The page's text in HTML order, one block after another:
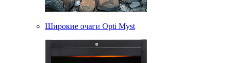
Широкие очаги Opti Myst